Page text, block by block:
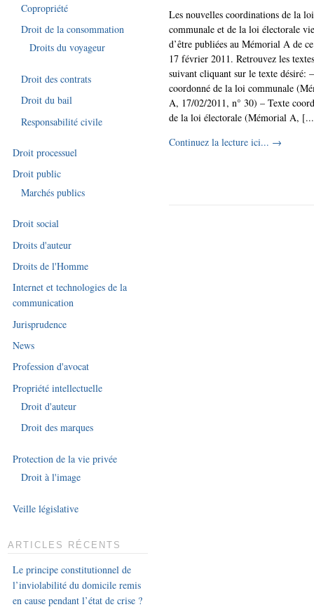
Les nouvelles coordinations de la loi
communale et de la loi électorale
d’être publiées au Mémorial A de
17 février 2011. Retrouvez les
suivant cliquant sur le texte désiré:
coordonné de la loi communale
A, 17/02/2011, n° 30) – Texte
de la loi électorale (Mémorial A,
Continuez la lecture ici... →
Copropriété
Droit de la consommation
Droits du voyageur
Droit des contrats
Droit du bail
Responsabilité civile
Droit processuel
Droit public
Marchés publics
Droit social
Droits d'auteur
Droits de l'Homme
Internet et technologies de la
communication
Jurisprudence
News
Profession d'avocat
Propriété intellectuelle
Droit d'auteur
Droit des marques
Protection de la vie privée
Droit à l'image
Veille législative
ARTICLES RÉCENTS
Le principe constitutionnel de
l’inviolabilité du domicile remis
en cause pendant l’état de crise ?